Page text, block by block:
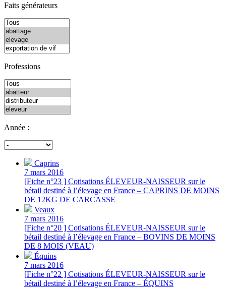
Faits générateurs
Professions
Année :
Caprins
7 mars 2016
[Fiche n°23 ] Cotisations ÉLEVEUR-NAISSEUR sur le
bétail destiné à l’élevage en France – CAPRINS DE MOINS
DE 12KG DE CARCASSE
Veaux
7 mars 2016
[Fiche n°20 ] Cotisations ÉLEVEUR-NAISSEUR sur le
bétail destiné à l’élevage en France – BOVINS DE MOINS
DE 8 MOIS (VEAU)
Équins
7 mars 2016
[Fiche n°22 ] Cotisations ÉLEVEUR-NAISSEUR sur le
bétail destiné à l’élevage en France – ÉQUINS